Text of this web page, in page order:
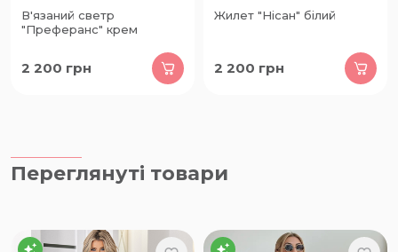
В'язаний светр
"Преферанс" крем
2 200 грн
Жилет "Нісан" білий
2 200 грн
Переглянуті товари